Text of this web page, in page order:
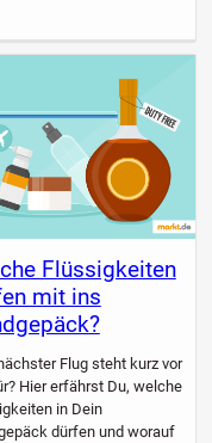
Flüssigkeiten
mit ins
Flug steht kurz vor
Hier erfährst Du, welche
in Dein
dürfen und worauf